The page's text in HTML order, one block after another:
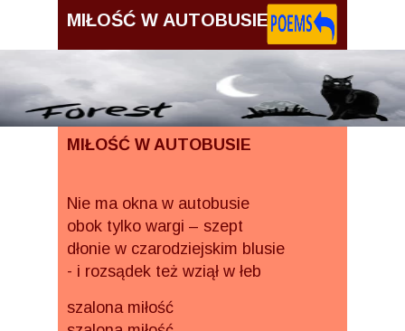
MIŁOŚĆ W AUTOBUSIE
MIŁOŚĆ W AUTOBUSIE
Nie ma okna w autobusie
obok tylko wargi – szept
dłonie w czarodziejskim blusie
- i rozsądek też wziął w łeb
szalona miłość